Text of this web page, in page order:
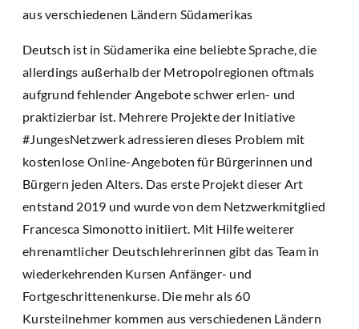
aus verschiedenen Ländern Südamerikas
Deutsch ist in Südamerika eine beliebte Sprache, die
allerdings außerhalb der Metropolregionen oftmals
aufgrund fehlender Angebote schwer erlen- und
praktizierbar ist. Mehrere Projekte der Initiative
#JungesNetzwerk adressieren dieses Problem mit
kostenlose Online-Angeboten für Bürgerinnen und
Bürgern jeden Alters. Das erste Projekt dieser Art
entstand 2019 und wurde von dem Netzwerkmitglied
Francesca Simonotto initiiert. Mit Hilfe weiterer
ehrenamtlicher Deutschlehrerinnen gibt das Team in
wiederkehrenden Kursen Anfänger- und
Fortgeschrittenenkurse. Die mehr als 60
Kursteilnehmer kommen aus verschiedenen Ländern